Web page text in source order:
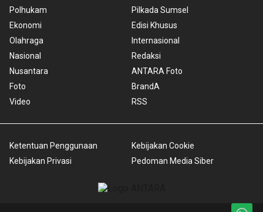
Polhukam
Ekonomi
Olahraga
Nasional
Nusantara
Foto
Video
Pilkada Sumsel
Edisi Khusus
Internasional
Redaksi
ANTARA Foto
BrandA
RSS
Ketentuan Penggunaan
Kebijakan Privasi
Kebijakan Cookie
Pedoman Media Siber